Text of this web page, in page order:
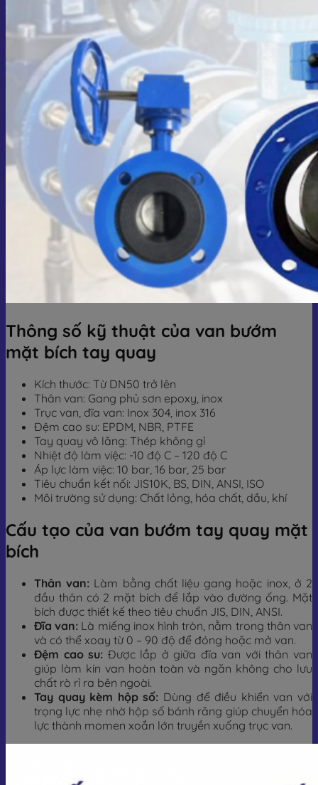
Giỏ hàng
Thông số kỹ thuật của van bướm
mặt bích tay quay
Kích thước: Từ DN50 trở lên
Thân van: Gang phủ sơn epoxy, inox
Trục van, đĩa van: Inox 304, inox 316
Đệm cao su: EPDM, NBR, PTFE
Tay quay vô lăng: Thép không gỉ
Nhiệt độ làm việc: -10 độ C – 120 độ C
Áp lực làm việc: 10 bar, 16 bar, 25 bar
Tiêu chuẩn kết nối: JIS10K, BS, DIN, ANSI, ISO
Môi trường sử dụng: Chất lỏng, hóa chất, dầu, khí
Cấu tạo của van bướm tay quay mặt
bích
Thân van: Làm bằng chất liệu gang hoặc inox, ở 2
đầu thân có 2 mặt bích để lắp vào đường ống. Mặt
bích được thiết kế theo tiêu chuẩn JIS, DIN, ANSI.
Đĩa van: Là miếng inox hình tròn, nằm trong thân van
và có thể xoay từ 0 – 90 độ để đóng hoặc mở van.
Đệm cao su: Được lắp ở giữa đĩa van với thân van
giúp làm kín van hoàn toàn và ngăn không cho lưu
chất rò rỉ ra bên ngoài.
Tay quay kèm hộp số: Dùng để điều khiển van với
trọng lực nhẹ nhờ hộp số bánh răng giúp chuyển hóa
lực thành momen xoắn lớn truyền xuống trục van.